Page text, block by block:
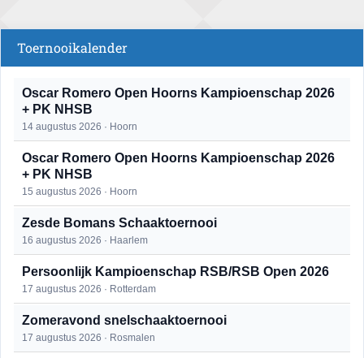
Toernooikalender
Oscar Romero Open Hoorns Kampioenschap 2026
+ PK NHSB
14 augustus 2026 · Hoorn
Oscar Romero Open Hoorns Kampioenschap 2026
+ PK NHSB
15 augustus 2026 · Hoorn
Zesde Bomans Schaaktoernooi
16 augustus 2026 · Haarlem
Persoonlijk Kampioenschap RSB/RSB Open 2026
17 augustus 2026 · Rotterdam
Zomeravond snelschaaktoernooi
17 augustus 2026 · Rosmalen